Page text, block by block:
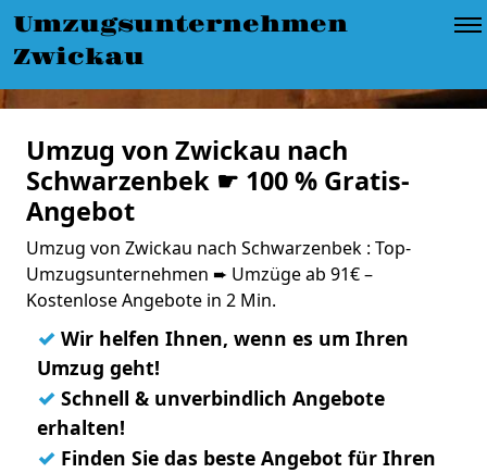
Umzugsunternehmen
Zwickau
Umzug von Zwickau nach
Schwarzenbek ☛ 100 % Gratis-
Angebot
Umzug von Zwickau nach Schwarzenbek : Top-
Umzugsunternehmen ➨ Umzüge ab 91€ –
Kostenlose Angebote in 2 Min.
✓ Wir helfen Ihnen, wenn es um Ihren
Umzug geht!
✓ Schnell & unverbindlich Angebote
erhalten!
✓ Finden Sie das beste Angebot für Ihren